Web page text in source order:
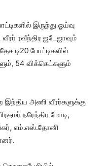
இருந்து ஓய்வு
ரவீந்திர ஜடேஜாவும்
டி20 போட்டிகளில்
54 விக்கெட்களும்
அணி வீரர்களுக்கு
நரேந்திர மோடி,
எம்.எஸ்.தோனி